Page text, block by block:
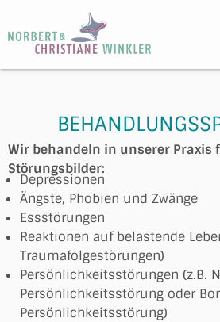
Wir behandeln in unserer Praxis
Störungsbilder:
Depressionen
Ängste, Phobien und Zwänge
Essstörungen
Reaktionen auf belastende
Traumafolgestörungen)
Persönlichkeitsstörungen (z.B.
Persönlichkeitsstörung oder
Persönlichkeitsstörung)